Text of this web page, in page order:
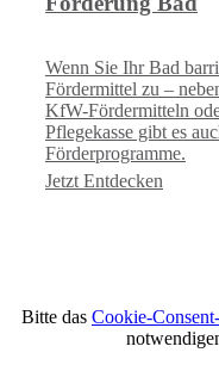
Wenn Sie Ihr Bad
Fördermittel zu –
KfW-Fördermitteln
Pflegekasse gibt es
Förderprogramme.
Jetzt Entdecken
Bitte das Cookie-